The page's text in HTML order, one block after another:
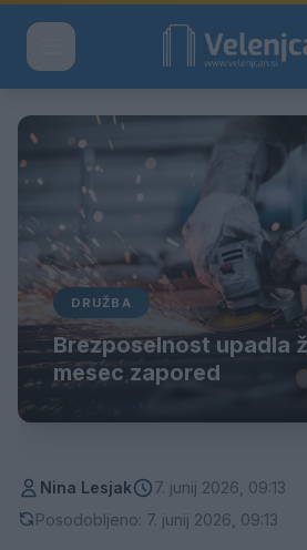
DRUŽBA
Brezposelnost upadla
mesec zapored
Nina Lesjak
7. junij 2026, 09:13
Posodobljeno: 7. junij 2026, 09:13